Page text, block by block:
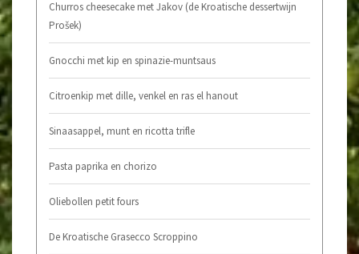
Churros cheesecake met Jakov (de Kroatische dessertwijn
Prošek)
Gnocchi met kip en spinazie-muntsaus
Citroenkip met dille, venkel en ras el hanout
Sinaasappel, munt en ricotta trifle
Pasta paprika en chorizo
Oliebollen petit fours
De Kroatische Grasecco Scroppino